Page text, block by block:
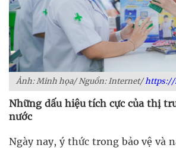
Ảnh: Minh họa/ Nguồn: Internet/https://
Những dấu hiệu tích cực của thị
nước
Ngày nay, ý thức trong bảo vệ và